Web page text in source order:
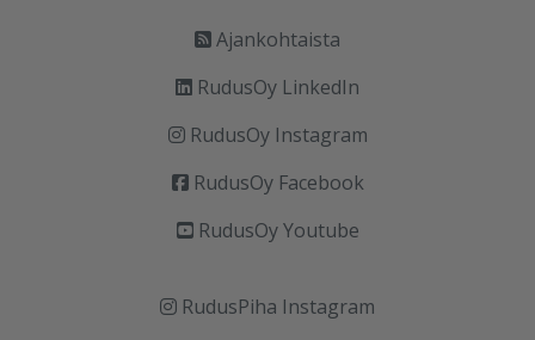
Ajankohtaista
RudusOy LinkedIn
RudusOy Instagram
RudusOy Facebook
RudusOy Youtube
RudusPiha Instagram